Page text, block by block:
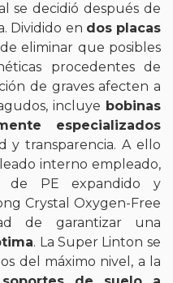
se decidió después de
Dividido en dos placas
eliminar que posibles
procedentes de
de graves afecten a
incluye bobinas
especializados
y transparencia. A ello
interno empleado,
de PE expandido y
Crystal Oxygen-Free
de garantizar una
. La Super Linton se
del máximo nivel, a la